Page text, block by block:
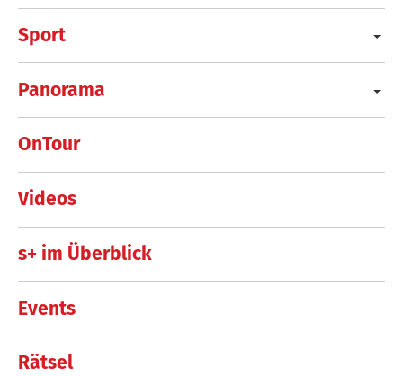
Sport
Panorama
OnTour
Videos
s+ im Überblick
Events
Rätsel